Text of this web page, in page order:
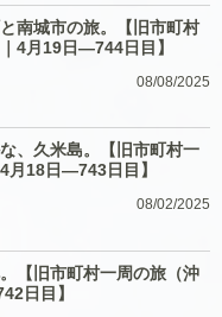
南城市の旅。【旧市町村
4月19日―744日目】
08/08/2025
、久米島。【旧市町村一
月18日―743日目】
08/02/2025
【旧市町村一周の旅（沖
日目】